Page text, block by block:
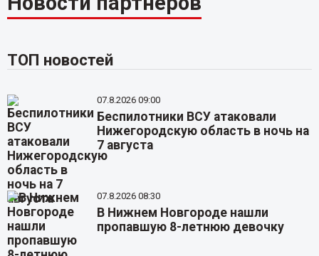
ТОП новостей
07.8.2026 09:00
Беспилотники ВСУ атаковали
Нижегородскую область в ночь на
7 августа
07.8.2026 08:30
В Нижнем Новгороде нашли
пропавшую 8-летнюю девочку